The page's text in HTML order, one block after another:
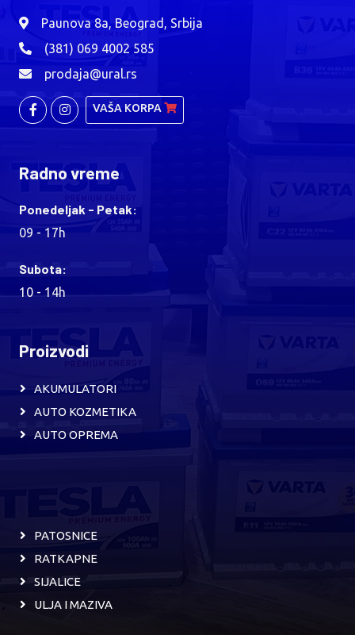
Paunova 8a, Beograd, Srbija
(381) 069 4002 585
prodaja@ural.rs
VAŠA KORPA
Radno vreme
Ponedeljak - Petak:
09 - 17h
Subota:
10 - 14h
Proizvodi
AKUMULATORI
AUTO KOZMETIKA
AUTO OPREMA
PATOSNICE
RATKAPNE
SIJALICE
ULJA I MAZIVA